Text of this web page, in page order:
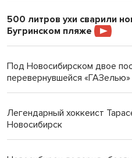
500 литров ухи сварили
Бугринском пляже
Под Новосибирском двое
перевернувшейся «ГАЗелью»
Легендарный хоккеист
Новосибирск